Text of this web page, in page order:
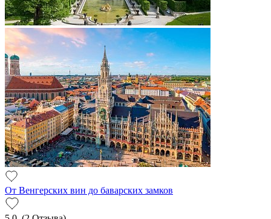
От Венгерских вин до баварских замков